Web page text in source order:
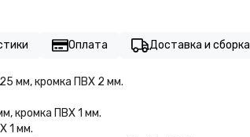
Оплата Доставка и сборка
мм, кромка ПВХ 2 мм.
кромка ПВХ 1 мм.
1 мм.